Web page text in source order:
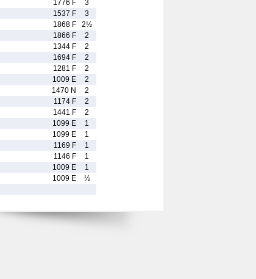
1776 F
3
1537 F
3
1868 F
2½
1866 F
2
1344 F
2
1694 F
2
1281 F
2
1009 E
2
1470 N
2
1174 F
2
1441 F
2
1099 E
1
1099 E
1
1169 F
1
1146 F
1
1009 E
1
1009 E
½